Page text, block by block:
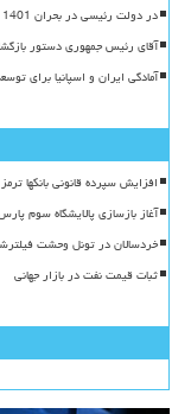
در دولت رئیسی در بحران 1401 وعده دادند اینترنت به طور موقت قطع می شود اما ماندگار شد
آقای رئیس جمهوری دستور
آمادگی ایران و اسپانیا برای
افزایش سپرده قانونی بانکها
آغاز بازسازی پالایشگاه سوم
خردسالان در تونل وحشت
ثبات قیمت نفت در بازار جهانی